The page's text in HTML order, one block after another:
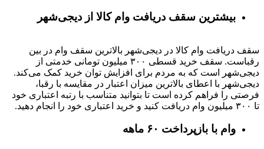
بیشترین سقف دریافت وام کالا از دیجی‌شهر
سقف دریافت وام کالا در دیجی‌شهر بالاترین سقف وام در بین
رقباست. سقف خرید قسطی ۳۰۰ میلیون تومانی خدمتی از
دیجی‌شهر است که به مردم برای افزایش توان خرید کمک می‌کند.
دیجی‌شهر با اعطای بالاترین میزان اعتبار در مقایسه با رقبا،
فرصتی را فراهم کرده است تا بتوانید متناسب با رتبه اعتباری خود
تا ۳۰۰ میلیون وام دریافت کنید و خرید اعتباری خود را انجام دهید.
وام با بازپرداخت ۶۰ ماهه